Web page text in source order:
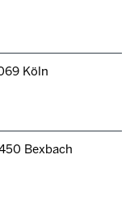
Köln
Bexbach